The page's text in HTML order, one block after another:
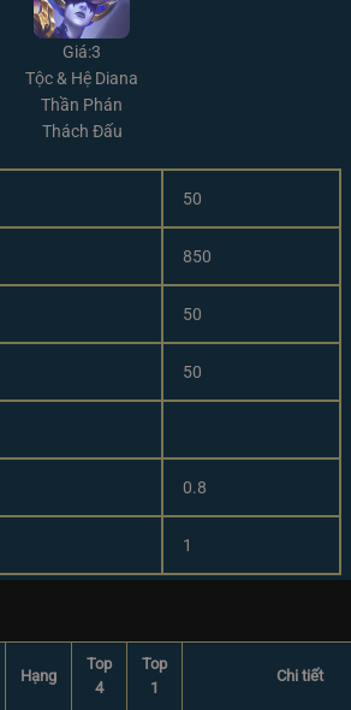
Giá:3
Tộc & Hệ Diana
Thần Phán
Thách Đấu
50
850
50
50
0.8
1
Hạng
Top
4
Top
1
Chi tiết